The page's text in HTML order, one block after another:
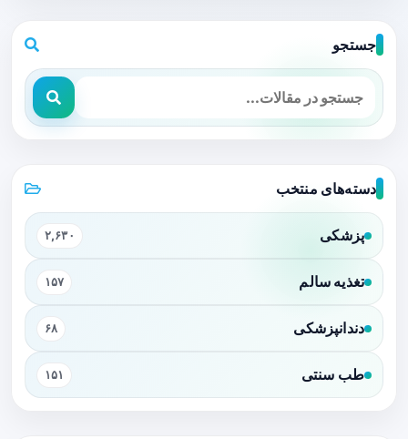
جستجو
دسته‌های منتخب
پزشکی ۲,۶۳۰
تغذیه سالم ۱۵۷
دندانپزشکی ۶۸
طب سنتی ۱۵۱